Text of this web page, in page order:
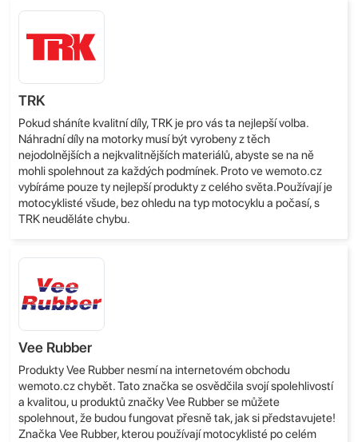
TRK
Pokud sháníte kvalitní díly, TRK je pro vás ta nejlepší volba.
Náhradní díly na motorky musí být vyrobeny z těch
nejodolnějších a nejkvalitnějších materiálů, abyste se na ně
mohli spolehnout za každých podmínek. Proto ve wemoto.cz
vybíráme pouze ty nejlepší produkty z celého světa.Používají je
motocyklisté všude, bez ohledu na typ motocyklu a počasí, s
TRK neuděláte chybu.
Vee Rubber
Produkty Vee Rubber nesmí na internetovém obchodu
wemoto.cz chybět. Tato značka se osvědčila svojí spolehlivostí
a kvalitou, u produktů značky Vee Rubber se můžete
spolehnout, že budou fungovat přesně tak, jak si představujete!
Značka Vee Rubber, kterou používají motocyklisté po celém